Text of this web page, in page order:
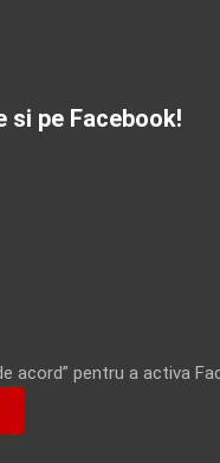
si pe Facebook!
acord” pentru a activa